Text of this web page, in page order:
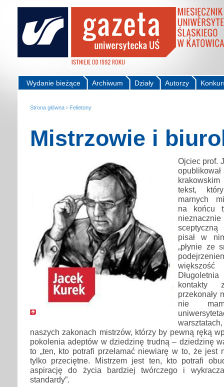
Autorzy
Działy
Archiwum
Wydanie bieżące
Strona główna › Felietony
Mistrzowie i
Ojciec prof.
tekst,
marnych
na końcu
pisał w
„płynie ze
kontakty
przekonały
nie
naszych zakonach mistrzów, którzy by pewną ręką
pokolenia adeptów w dziedzinę trudną – dziedzinę
to „ten, kto potrafi przełamać niewiarę w to, że jest
tylko przeciętne. Mistrzem jest ten, kto potrafi
aspirację do życia bardziej twórczego i
standardy”.